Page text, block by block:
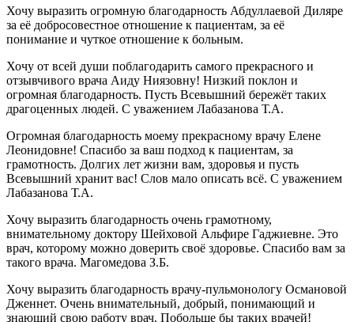
Хочу выразить огромную благодарность Абдуллаевой Диляре
за её добросовестное отношение к пациентам, за её
понимание и чуткое отношение к больным.
Хочу от всей души поблагодарить самого прекрасного и
отзывчивого врача Аиду Ниязовну! Низкий поклон и
огромная благодарность. Пусть Всевышний бережёт таких
драгоценных людей. С уважением Лабазанова Т.А.
Огромная благодарность моему прекрасному врачу Елене
Леонидовне! Спасибо за ваш подход к пациентам, за
грамотность. Долгих лет жизни вам, здоровья и пусть
Всевышний хранит вас! Слов мало описать всё. С уважением
Лабазанова Т.А.
Хочу выразить благодарность очень грамотному,
внимательному доктору Шейховой Альфире Гаджиевне. Это
врач, которому можно доверить своё здоровье. Спасибо вам за
такого врача. Магомедова З.Б.
Хочу выразить благодарность врачу-пульмонологу Османовой
Дженнет. Очень внимательный, добрый, понимающий и
знающий свою работу врач. Побольше бы таких врачей!